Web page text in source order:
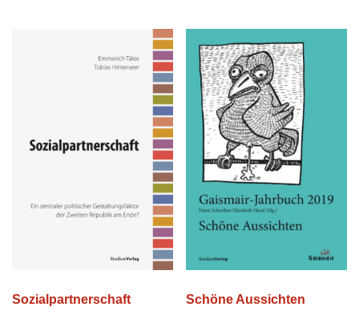
Sozialpartnerschaft Schöne Aussichten